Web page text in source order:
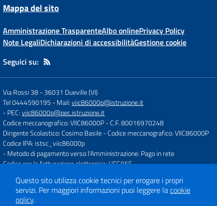
Mappa del sito
Amministrazione TrasparenteAlbo onlinePrivacy Policy
Note LegaliDichiarazioni di accessibilitàGestione cookie
Seguici su:
Via Rossi 38-36031 Dueville (VI)
Tel 0444590195 - Mail:viic86000p@istruzione.it
- PEC:viic86000p@pec.istruzione.it
Codice meccanografico: VIIC86000P- C.F. 80016970248
Dirigente Scolastico: Cosimo Basile- Codice meccanografico: VIIC86000P
Codice IPA: istsc_viic86000p
- Metodo di pagamento verso l'Amministrazione: Pago in rete
Codice per la fatturazione elettronica: UFG95E
Concept & Design by
Designers Italia
Questo sito utilizza cookie tecnici per erogare i propri
servizi. Per maggiori informazioni puoi leggere lacookie
policy.